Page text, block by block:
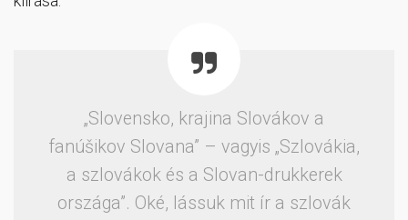
„Slovensko, krajina Slovákov a
fanúšikov Slovana” – vagyis „Szlovákia,
a szlovákok és a Slovan-drukkerek
országa”. Oké, lássuk mit ír a szlovák